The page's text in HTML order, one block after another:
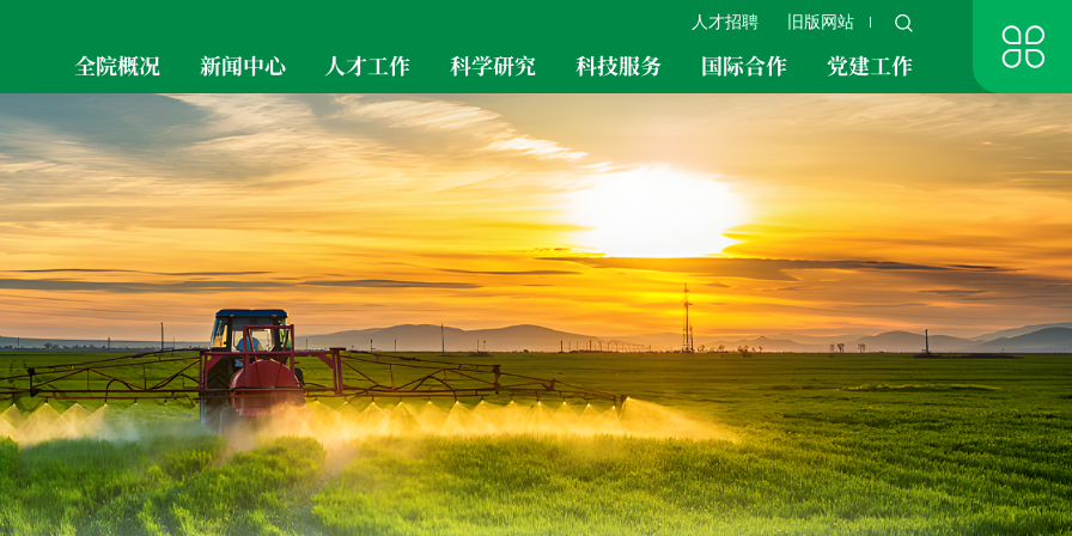
人才招聘 旧版网站
全院概况 新闻中心 人才工作 科学研究 科技服务 国际合作 党建工作